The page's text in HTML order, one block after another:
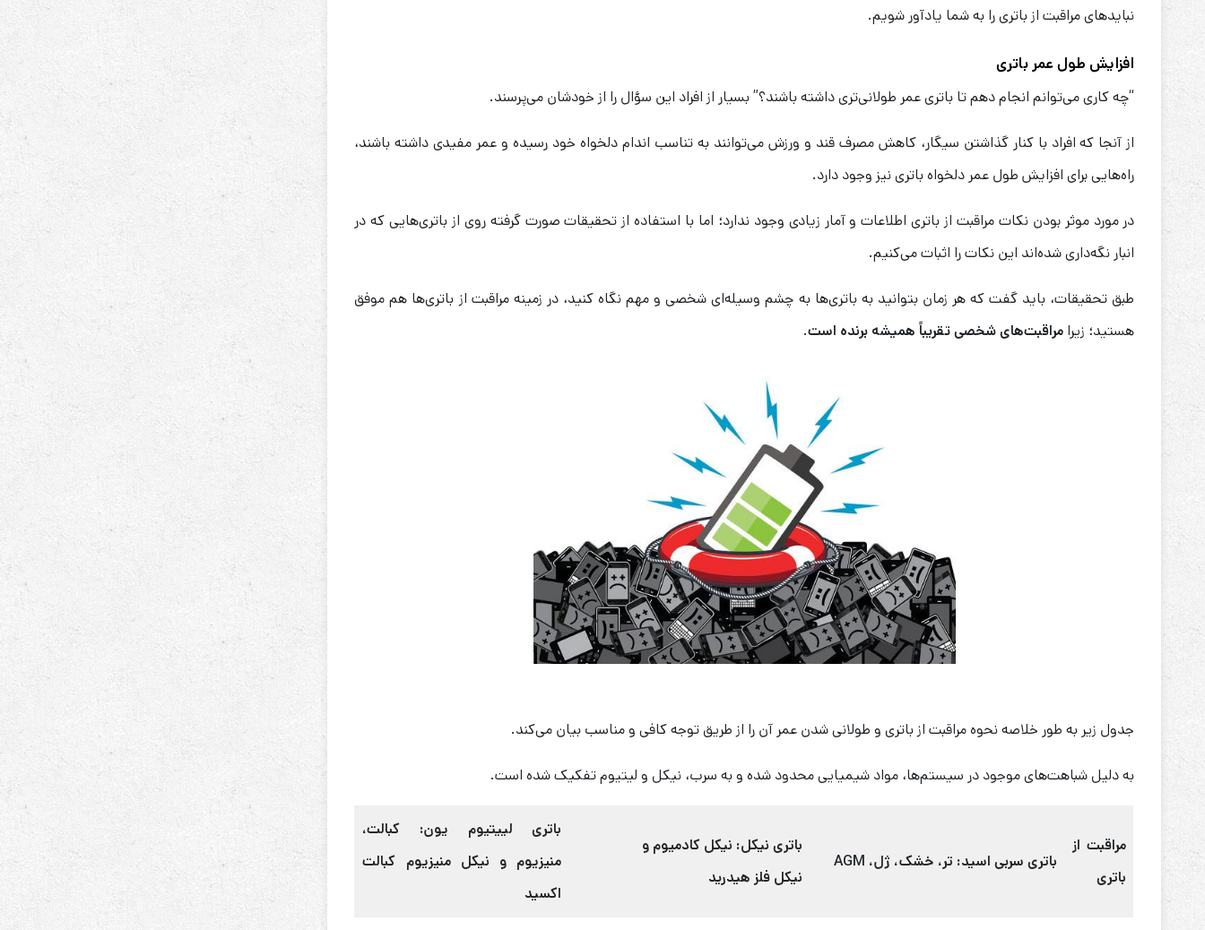
نباید‌های مراقبت از باتری را به شما یادآور شویم.
افزایش طول عمر باتری
“چه کاری می‌توانم انجام دهم تا باتری عمر طولانی‌تری داشته باشند؟” بسیار از افراد این سؤال را از خودشان می‌پرسند.
از آنجا که افراد با کنار گذاشتن سیگار، کاهش مصرف قند و ورزش می‌توانند به تناسب اندام دلخواه خود رسیده و عمر مفیدی داشته باشند،
راه‌هایی برای افزایش طول عمر دلخواه باتری نیز وجود دارد.
در مورد موثر بودن نکات مراقبت از باتری اطلاعات و آمار زیادی وجود ندارد؛ اما با استفاده از تحقیقات صورت گرفته روی از باتری‌هایی که در
انبار نگه‌داری شده‌اند این نکات را اثبات می‌کنیم.
طبق تحقیقات، باید گفت که هر زمان بتوانید به باتری‌ها به چشم وسیله‌ای شخصی و مهم نگاه کنید، در زمینه مراقبت از باتری‌ها هم موفق
هستید؛ زیرا مراقبت‌های شخصی تقریباً همیشه برنده است.
جدول زیر به طور خلاصه نحوه مراقبت از باتری و طولانی شدن عمر آن را از طریق توجه کافی و مناسب بیان می‌کند.
به دلیل شباهت‌های موجود در سیستم‌ها، مواد شیمیایی محدود شده و به سرب، نیکل و لیتیوم تفکیک شده است.
مراقبت از
باتری
باتری سربی اسید: تر، خشک، ژل، AGM
باتری نیکل: نیکل کادمیوم و
نیکل فلز هیدرید
باتری لییتیوم یون: کبالت،
منیزیوم و نیکل منیزیوم کبالت
اکسید